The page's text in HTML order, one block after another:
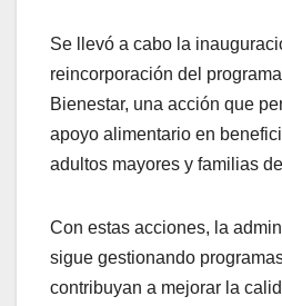
Se llevó a cabo la
reincorporación del
Bienestar, una acción que
apoyo alimentario en
adultos mayores y familias
Con estas acciones, la
sigue gestionando
contribuyan a mejorar la